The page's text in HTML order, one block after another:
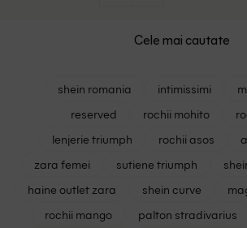
Cele mai cautate
shein romania intimissimi
reserved
rochii mohito
lenjerie triumph
rochii asos
zara femei
sutiene triumph
haine outlet zara
shein curve
rochii mango
palton stradivarius